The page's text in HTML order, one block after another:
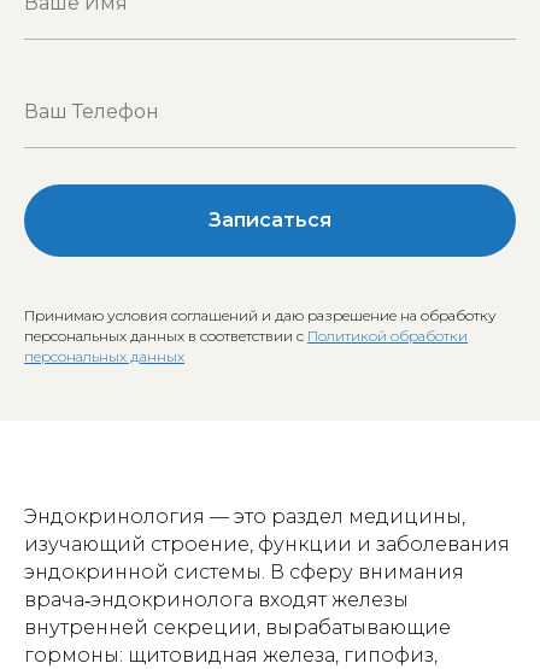
Записаться
Принимаю условия соглашений и даю разрешение на обработку
персональных данных в соответствии с Политикой обработки
персональных данных
Эндокринология — это раздел медицины,
изучающий строение, функции и заболевания
эндокринной системы. В сферу внимания
врача‑эндокринолога входят железы
внутренней секреции, вырабатывающие
гормоны: щитовидная железа, гипофиз,